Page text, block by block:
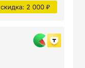
скидка: 2 000 ₽